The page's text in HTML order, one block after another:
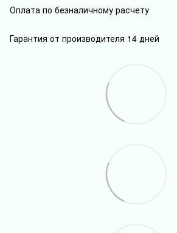
Оплата по безналичному расчету
Гарантия от производителя 14 дней